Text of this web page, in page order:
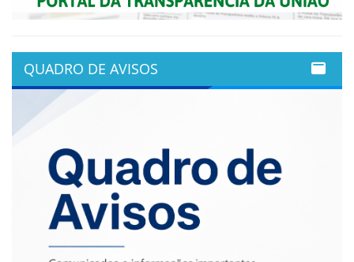
QUADRO DE AVISOS